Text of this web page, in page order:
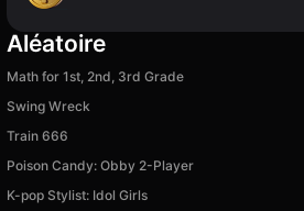
Aléatoire
Math for 1st, 2nd, 3rd Grade
Swing Wreck
Train 666
Poison Candy: Obby 2-Player
K-pop Stylist: Idol Girls